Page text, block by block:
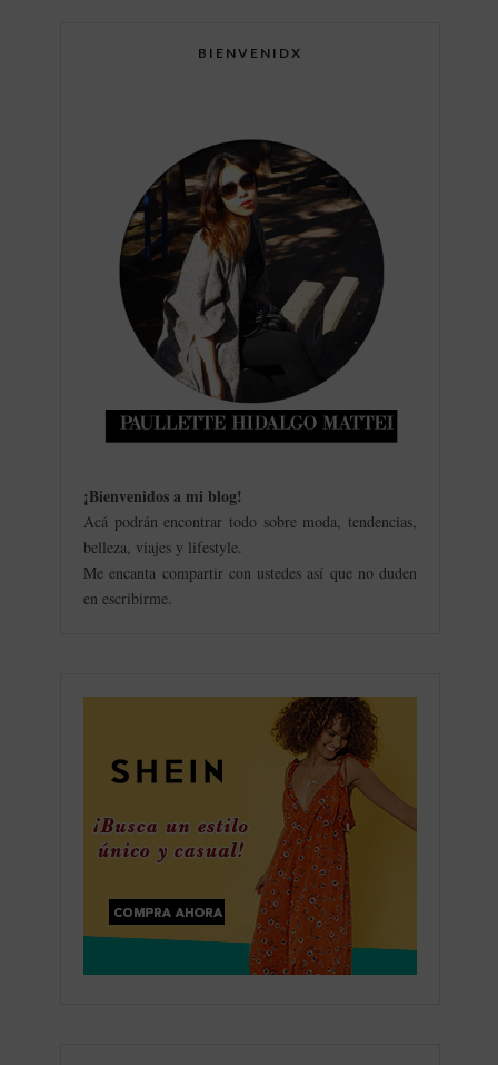
BIENVENIDX
¡Bienvenidos a mi blog!
Acá podrán encontrar todo sobre moda, tendencias,
belleza, viajes y lifestyle.
Me encanta compartir con ustedes así que no duden
en escribirme.